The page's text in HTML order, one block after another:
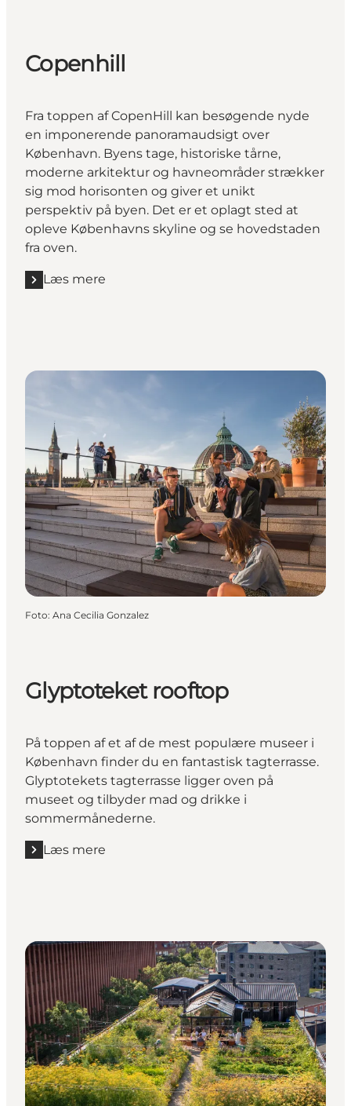
Copenhill
Fra toppen af CopenHill kan besøgende nyde
en imponerende panoramaudsigt over
København. Byens tage, historiske tårne,
moderne arkitektur og havneområder strækker
sig mod horisonten og giver et unikt
perspektiv på byen. Det er et oplagt sted at
opleve Københavns skyline og se hovedstaden
fra oven.
Læs mere
Læs mere "Copenhill"
Foto: Ana Cecilia Gonzalez
Glyptoteket rooftop
På toppen af et af de mest populære museer i
København finder du en fantastisk tagterrasse.
Glyptotekets tagterrasse ligger oven på
museet og tilbyder mad og drikke i
sommermånederne.
Læs mere
Læs mere "Glyptoteket rooftop"